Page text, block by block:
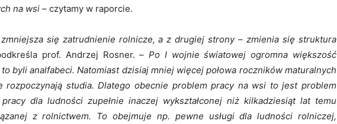
na wsi – czytamy w raporcie.
się zatrudnienie rolnicze, a z drugiej strony – zmienia się struktura
prof. Andrzej Rosner. –Po I wojnie światowej ogromna większość
byli analfabeci. Natomiast dzisiaj mniej więcej połowa roczników maturalnych
rozpoczynają studia. Dlatego obecnie problem pracy na wsi to jest problem
dla ludności zupełnie inaczej wykształconej niż kilkadziesiąt lat temu
z rolnictwem. To obejmuje np. pewne usługi dla ludności rolniczej,